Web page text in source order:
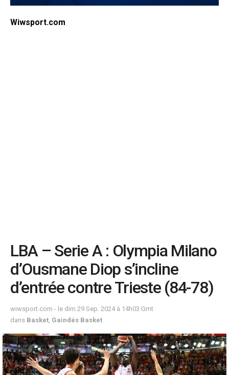
Wiwsport.com
LBA – Serie A : Olympia Milano
d’Ousmane Diop s’incline
d’entrée contre Trieste (84-78)
wiwsport.com - le dim 29 Sep. 2024 à 14h03 Gmt
dans Basket Gaindés Basket